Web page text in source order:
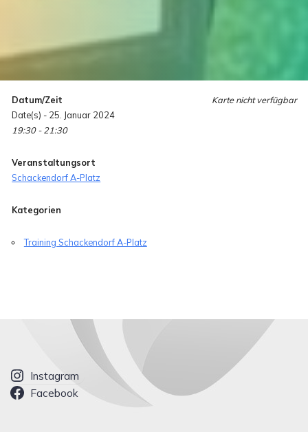
Karte nicht verfügbar
Datum/Zeit
Date(s) - 25. Januar 2024
19:30 - 21:30
Veranstaltungsort
Schackendorf A-Platz
Kategorien
Training Schackendorf A-Platz
Instagram
Facebook